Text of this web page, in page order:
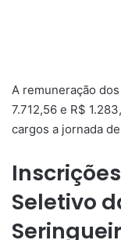
A remuneração
7.712,56 e R$
cargos a jornada
Seletivo